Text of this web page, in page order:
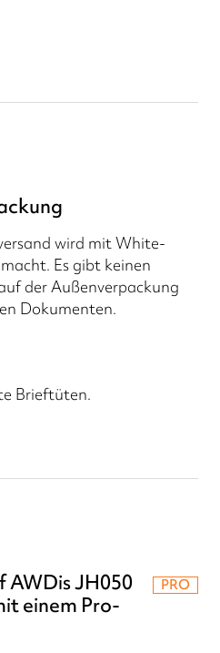
wird mit White-
Es gibt keinen
der Außenverpackung
Dokumenten.
Brieftüten.
AWDis JH050
einem Pro-
PRO